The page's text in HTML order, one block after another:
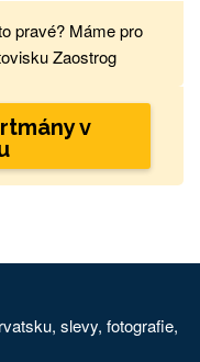
pravé? Máme pro
Zaostrog
v
slevy, fotografie,